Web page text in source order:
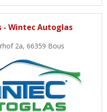
Wintec Autoglas
2a, 66359 Bous